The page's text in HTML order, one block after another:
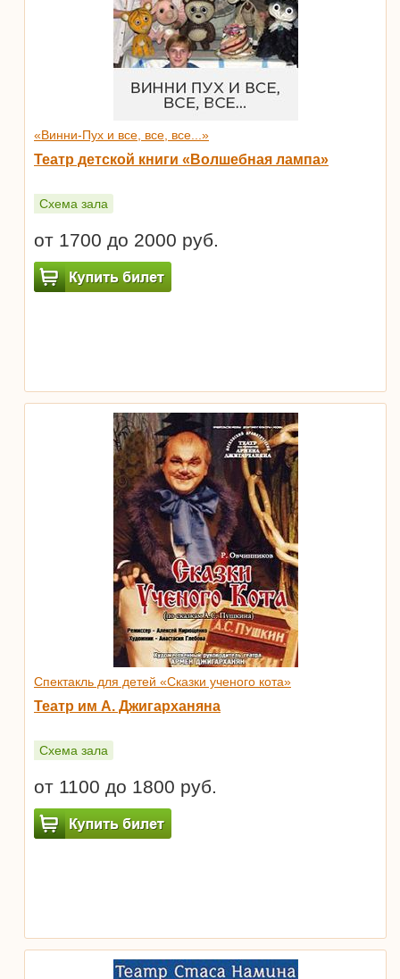
«Винни-Пух и все, все, все...»
Театр детской книги «Волшебная лампа»
Схема зала
от 1700 до 2000 руб.
Спектакль для детей «Сказки ученого кота»
Театр им А. Джигарханяна
Схема зала
от 1100 до 1800 руб.